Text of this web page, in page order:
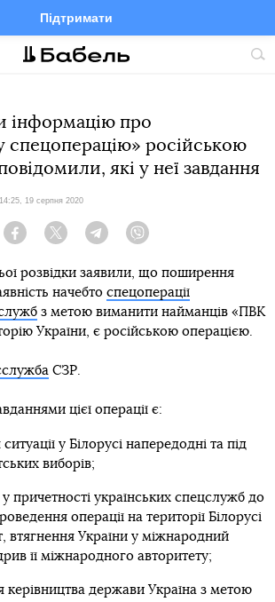
Підтримати
FacebookTelegramTwitter
інформацію про
спецоперацію» російською
які у неї завдання
Дата:
14:25, 19 серпня 2020
Facebook Twitter Telegram
розвідки заявили, що поширення
начебто спецоперації
з метою виманити найманців «ПВК
України, є російською операцією.
СЗР.
цієї операції є:
ситуації у Білорусі напередодні та під
виборів;
причетності українських спецслужб до
операції на території Білорусі
втягнення України у міжнародний
її міжнародного авторитету;
керівництва держави Україна з метою